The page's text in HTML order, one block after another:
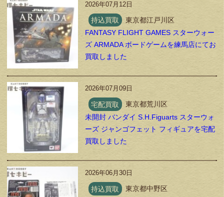
2026年07月12日
持込買取
東京都江戸川区
FANTASY FLIGHT GAMES スターウォー
ズ ARMADA ボードゲームを練馬店にてお
買取しました
2026年07月09日
宅配買取
東京都荒川区
未開封 バンダイ S.H.Figuarts スターウォ
ーズ ジャンゴフェット フィギュアを宅配
買取しました
2026年06月30日
持込買取
東京都中野区